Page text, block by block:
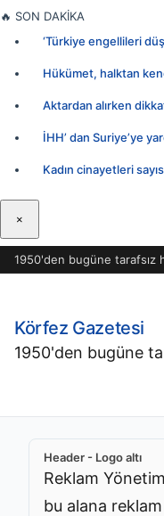
İçeriğe
🔥 SON DAKİKA
‘Türkiye engellileri
Hükümet, halktan
Aktardan alırken
İHH’ dan Suriye’ye
Kadın cinayetleri
×
1950'den bugüne tarafsız
Körfez Gazetesi
1950'den bugüne
Header - Logo altı
Reklam
bu alana